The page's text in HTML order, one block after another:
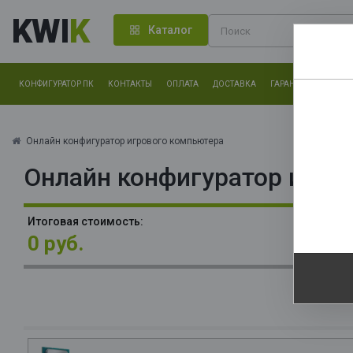
KWIK Каталог
КОНФИГУРАТОР ПК КОНТАКТЫ ОПЛАТА ДОСТАВКА ГАРАНТИЯ
Онлайн конфигуратор игрового компьютера
Онлайн конфигуратор
Итоговая стоимость:
0 руб.